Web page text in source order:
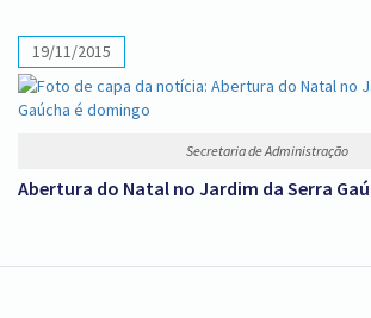
19/11/2015
Secretaria de Administração
Abertura do Natal no Jardim da Serra